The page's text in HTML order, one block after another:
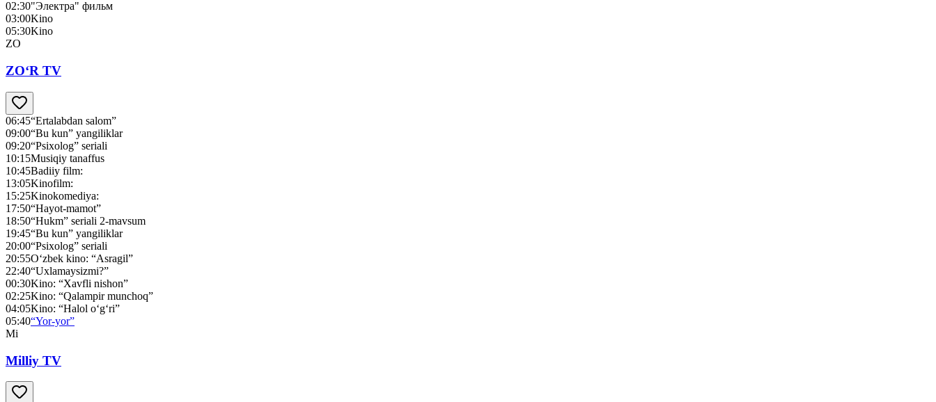
02:30"Электра" фильм
03:00Kino
05:30Kino
ZO
ZO‘R TV
06:45“Ertalabdan salom”
09:00“Bu kun” yangiliklar
09:20“Psixolog” seriali
10:15Musiqiy tanaffus
10:45Badiiy film:
13:05Kinofilm:
15:25Kinokomediya:
17:50“Hayot-mamot”
18:50“Нukm” seriali 2-mavsum
19:45“Bu kun” yangiliklar
20:00“Psixolog” seriali
20:55O‘zbek kino: “Asragil”
22:40“Uxlamaysizmi?”
00:30Kino: “Xavfli nishon”
02:25Kino: “Qalampir munchoq”
04:05Kino: “Halol o‘g‘ri”
05:40“Yor-yor”
Mi
Milliy TV